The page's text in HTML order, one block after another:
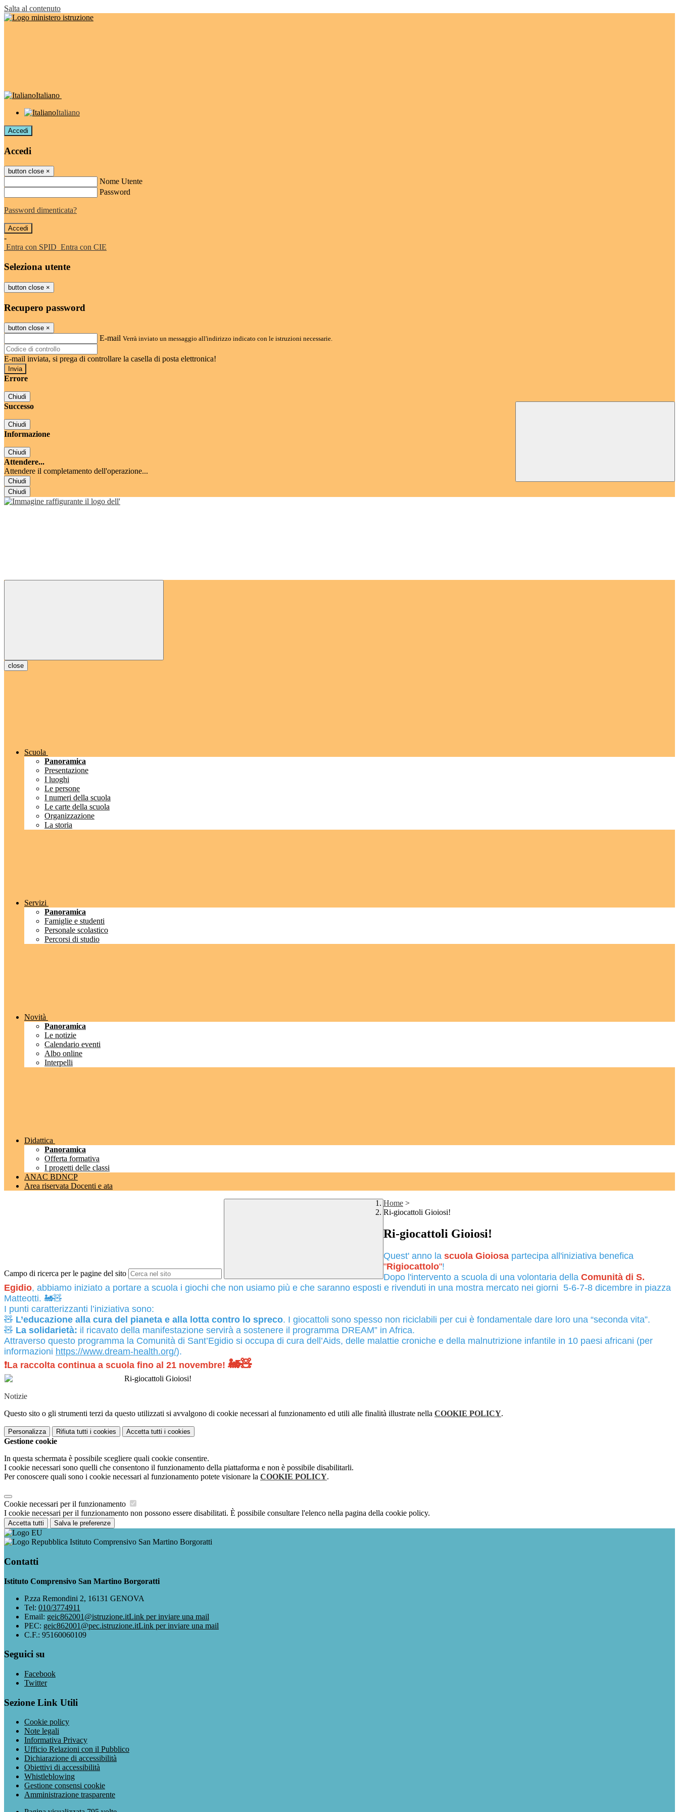
Salta al contenuto
Italiano
Italiano
Accedi
Accedi
button close ×
Nome Utente
Password
Password dimenticata?
-
Entra con SPID Entra con CIE
Seleziona utente
button close ×
Recupero password
button close ×
E-mail Verrà inviato un messaggio all'indirizzo indicato con le istruzioni necessarie.
E-mail inviata, si prega di controllare la casella di posta elettronica!
Errore
Chiudi
Successo
Chiudi
Informazione
Chiudi
Attendere...
Attendere il completamento dell'operazione...
Chiudi
Chiudi
close
Scuola
Panoramica
Presentazione
I luoghi
Le persone
I numeri della scuola
Le carte della scuola
Organizzazione
La storia
Servizi
Panoramica
Famiglie e studenti
Personale scolastico
Percorsi di studio
Novità
Panoramica
Le notizie
Calendario eventi
Albo online
Interpelli
Didattica
Panoramica
Offerta formativa
I progetti delle classi
ANAC BDNCP
Area riservata Docenti e ata
Campo di ricerca per le pagine del sito
Home >
Ri-giocattoli Gioiosi!
Ri-giocattoli Gioiosi!
Quest' anno la scuola Gioiosa partecipa all'iniziativa benefica
"Rigiocattolo"!
Dopo l'intervento a scuola di una volontaria della Comunità di S.
Egidio, abbiamo iniziato a portare a scuola i giochi che non usiamo più e che saranno esposti e rivenduti in una mostra mercato nei giorni 5-6-7-8 dicembre in piazza
Matteotti. 🚂🧸
I punti caratterizzanti l’iniziativa sono:
🧸 L’educazione alla cura del pianeta e alla lotta contro lo spreco. I giocattoli sono spesso non riciclabili per cui è fondamentale dare loro una “seconda vita”.
🧸 La solidarietà: il ricavato della manifestazione servirà a sostenere il programma DREAM” in Africa.
Attraverso questo programma la Comunità di Sant’Egidio si occupa di cura dell’Aids, delle malattie croniche e della malnutrizione infantile in 10 paesi africani (per
informazioni https://www.dream-health.org/).
❗La raccolta continua a scuola fino al 21 novembre! 🚂🧸
Notizie
Questo sito o gli strumenti terzi da questo utilizzati si avvalgono di cookie necessari al funzionamento ed utili alle finalità illustrate nella COOKIE POLICY.
Personalizza Rifiuta tutti i cookies Accetta tutti i cookies
Gestione cookie
In questa schermata è possibile scegliere quali cookie consentire.
I cookie necessari sono quelli che consentono il funzionamento della piattaforma e non è possibile disabilitarli.
Per conoscere quali sono i cookie necessari al funzionamento potete visionare la COOKIE POLICY.
Cookie necessari per il funzionamento
I cookie necessari per il funzionamento non possono essere disabilitati. È possibile consultare l'elenco nella pagina della cookie policy.
Accetta tutti Salva le preferenze
Istituto Comprensivo San Martino Borgoratti
Contatti
Istituto Comprensivo San Martino Borgoratti
P.zza Remondini 2, 16131 GENOVA
Tel: 010/3774911
Email: geic862001@istruzione.itLink per inviare una mail
PEC: geic862001@pec.istruzione.itLink per inviare una mail
C.F.: 95160060109
Seguici su
Facebook
Twitter
Sezione Link Utili
Cookie policy
Note legali
Informativa Privacy
Ufficio Relazioni con il Pubblico
Dichiarazione di accessibilità
Obiettivi di accessibilità
Whistleblowing
Gestione consensi cookie
Amministrazione trasparente